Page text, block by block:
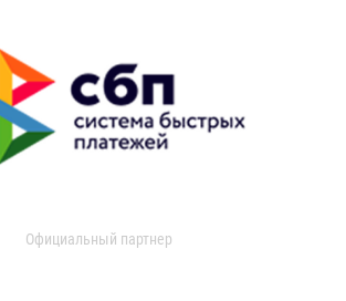
Официальный партнер